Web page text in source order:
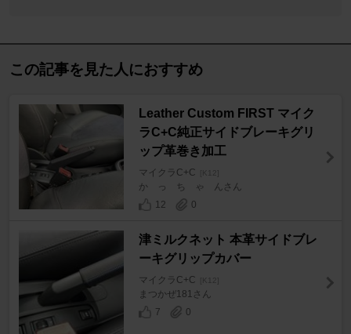
この記事を見た人におすすめ
Leather Custom FIRST マイク
ラC+C純正サイドブレーキグリ
ップ革巻き加工
マイクラC+C [K12]
か っ ち ゃ んさん
12
0
津ミルクネット 本革サイドブレ
ーキグリップカバー
マイクラC+C [K12]
まつかぜ181さん
7
0